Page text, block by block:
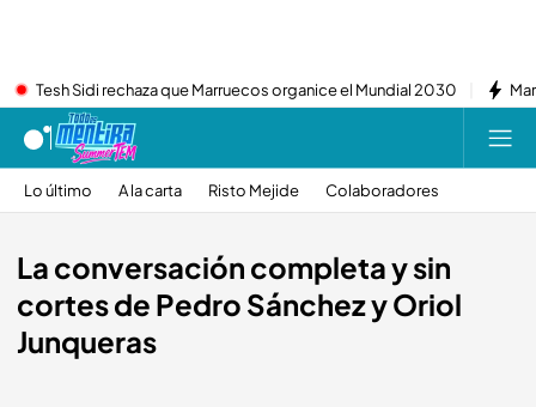
Tesh Sidi rechaza que Marruecos organice el Mundial 2030
Lo último A la carta Risto Mejide Colaboradores
La conversación completa y sin
cortes de Pedro Sánchez y Oriol
Junqueras